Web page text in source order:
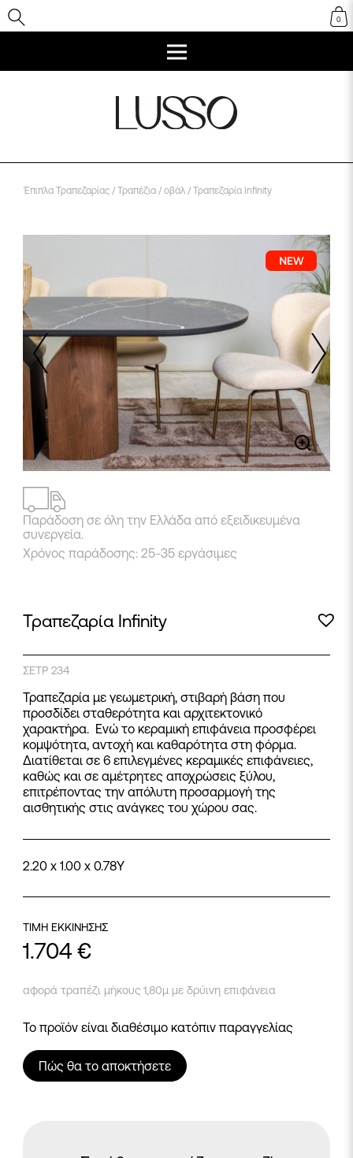
0
Έπιπλα Τραπεζαρίας / Τραπέζια / οβάλ / Τραπεζαρία Infinity
Παράδοση σε όλη την Ελλάδα από εξειδικευμένα
συνεργεία.
Χρόνος παράδοσης: 25-35 εργάσιμες
Τραπεζαρία Infinity
ΣΕΤΡ 234
Τραπεζαρία με γεωμετρική, στιβαρή βάση που
προσδίδει σταθερότητα και αρχιτεκτονικό
χαρακτήρα. Ενώ το κεραμική επιφάνεια προσφέρει
κομψότητα, αντοχή και καθαρότητα στη φόρμα.
Διατίθεται σε 6 επιλεγμένες κεραμικές επιφάνειες,
καθώς και σε αμέτρητες αποχρώσεις ξύλου,
επιτρέποντας την απόλυτη προσαρμογή της
αισθητικής στις ανάγκες του χώρου σας.
2.20 x 1.00 x 0.78Y
ΤΙΜΗ ΕΚΚΙΝΗΣΗΣ
1.704€
αφορά τραπέζι μήκους 1,80μ με δρύινη επιφάνεια
Το προϊόν είναι διαθέσιμο κατόπιν παραγγελίας
Πώς θα το αποκτήσετε